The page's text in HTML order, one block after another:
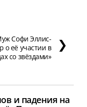
Софи Эллис-
о её участии в
со звёздами»
❯
и падения на